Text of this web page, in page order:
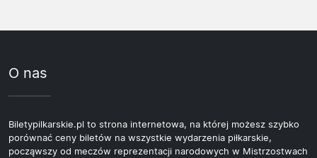
O nas
Biletypilkarskie.pl to strona internetowa, na której możesz szybko
porównać ceny biletów na wszystkie wydarzenia piłkarskie,
począwszy od meczów reprezentacji narodowych w Mistrzostwach